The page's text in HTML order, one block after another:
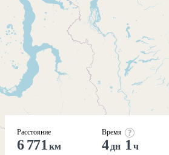
Расстояние
6 771 км
Время
4 дн 1 ч